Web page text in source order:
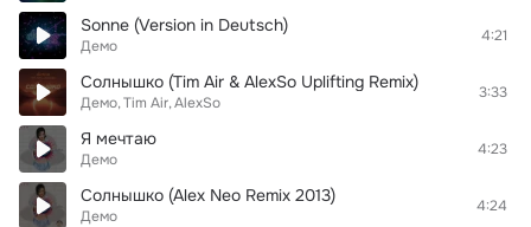
Sonne (Version in Deutsch)
Демо
4:21
Солнышко (Tim Air & AlexSo Uplifting Remix)
Демо Tim Air AlexSo
3:33
Я мечтаю
Демо
4:23
Солнышко (Alex Neo Remix 2013)
Демо
4:24